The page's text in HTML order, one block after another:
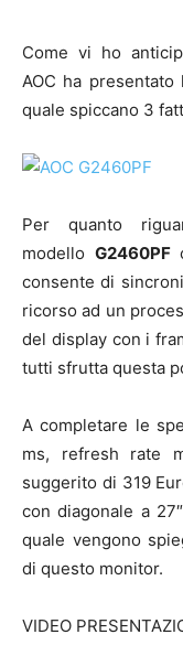
Come vi ho
AOC ha
quale spiccano 3
Per quanto
modello G2460PF
consente di
ricorso ad un
del display con i
tutti sfrutta questa
A completare le
ms, refresh rate
suggerito di 319
con diagonale a
quale vengono
di questo monitor.
VIDEO